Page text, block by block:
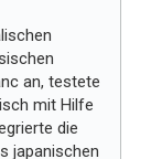
an, testete
mit Hilfe
die
japanischen